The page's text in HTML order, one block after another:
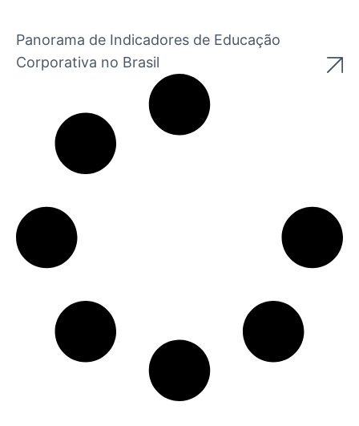
Panorama de Indicadores de Educação
Corporativa no Brasil